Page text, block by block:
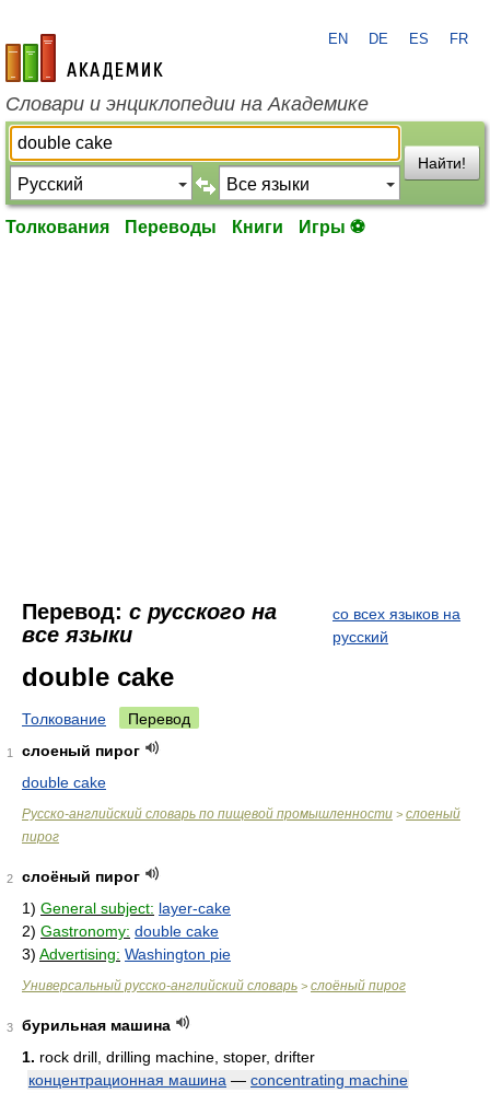
academic.ru
EN DE ES FR
Словари и энциклопедии на Академике
Найти!
Толкования Переводы Книги Игры ⚽
Перевод: с русского на
все языки
со всех языков на
русский
double cake
Толкование Перевод
1
слоеный пирог
double cake
Русско-английский словарь по пищевой промышленности > слоеный
пирог
2
слоёный пирог
1) General subject: layer-cake
2) Gastronomy: double cake
3) Advertising: Washington pie
Универсальный русско-английский словарь > слоёный пирог
3
бурильная машина
1. rock drill, drilling machine, stoper, drifter
концентрационная машина — concentrating machine